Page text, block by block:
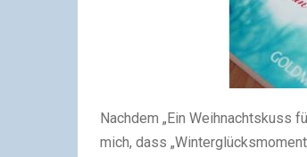
Nachdem „Ein Weihnachtskuss
mich, dass